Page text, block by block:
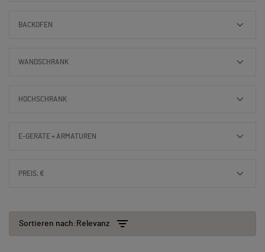
Sortieren nach: Relevanz
BACKOFEN
WANDSCHRANK
HOCHSCHRANK
E-GERÄTE + ARMATUREN
PREIS, €